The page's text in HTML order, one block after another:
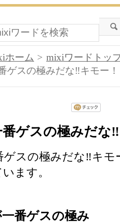
ホーム
mixiワードトッ
ゲスの極みだな‼キモー！
ゲスの極みだな‼
ゲスの極みだな‼キ
ます。
一番ゲスの極み